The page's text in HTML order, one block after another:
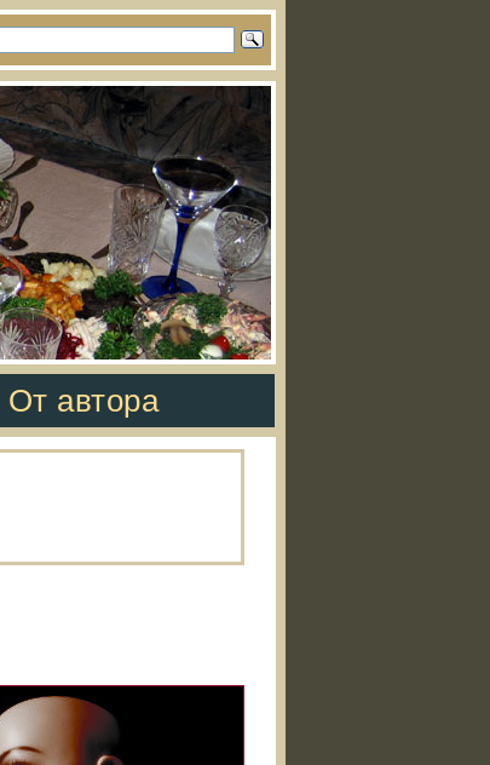
От автора